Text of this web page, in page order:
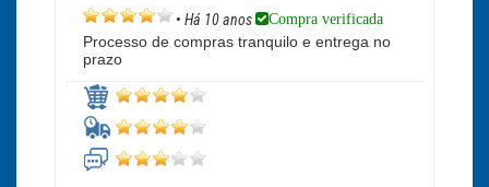
• Há 10 anos Compra verificada
Processo de compras tranquilo e entrega no
prazo